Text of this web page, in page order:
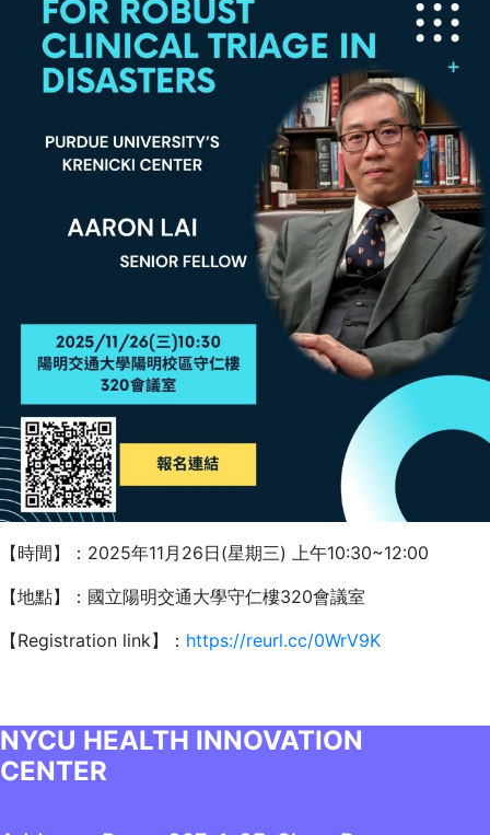
【時間】：2025年11月26日(星期三) 上午10:30~12:00
【地點】：國立陽明交通大學守仁樓320會議室
【Registration link】： https://reurl.cc/0WrV9K
NYCU HEALTH INNOVATION
CENTER